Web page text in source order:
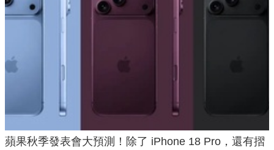
蘋果秋季發表會大預測！除了 iPhone 18 Pro，還有摺